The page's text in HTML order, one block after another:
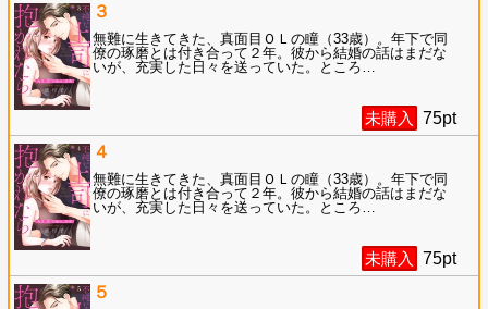
３
無難に生きてきた、真面目ＯＬの瞳（33歳）。年下で同
僚の琢磨とは付き合って２年。彼から結婚の話はまだな
いが、充実した日々を送っていた。ところ
未購入 75pt
４
無難に生きてきた、真面目ＯＬの瞳（33歳）。年下で同
僚の琢磨とは付き合って２年。彼から結婚の話はまだな
いが、充実した日々を送っていた。ところ
未購入 75pt
５